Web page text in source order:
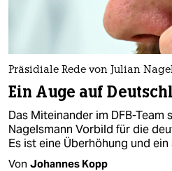
Präsidiale Rede von Julian
Ein Auge auf
Das Miteinander im DFB-Team
Nagelsmann Vorbild für die
Es ist eine Überhöhung und
Von Johannes Kopp